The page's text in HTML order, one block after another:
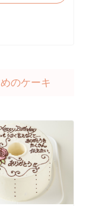
のケーキ